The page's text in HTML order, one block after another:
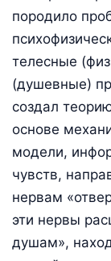
породило
телесные
(душевные)
создал
основе
модели,
чувств,
нервам
эти нервы
душам»,